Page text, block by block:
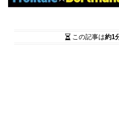
この記事は約1